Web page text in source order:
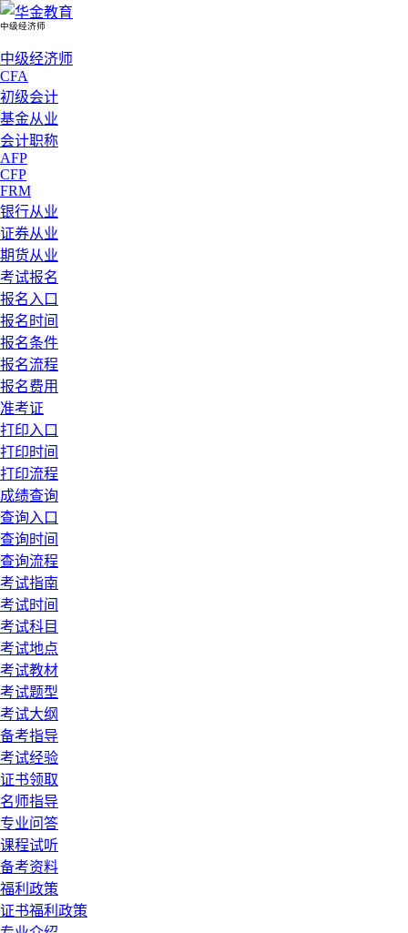
中级经济师
中级经济师
CFA
初级会计
基金从业
会计职称
AFP
CFP
FRM
银行从业
证券从业
期货从业
考试报名
报名入口
报名时间
报名条件
报名流程
报名费用
准考证
打印入口
打印时间
打印流程
成绩查询
查询入口
查询时间
查询流程
考试指南
考试时间
考试科目
考试地点
考试教材
考试题型
考试大纲
备考指导
考试经验
证书领取
名师指导
专业问答
课程试听
备考资料
福利政策
证书福利政策